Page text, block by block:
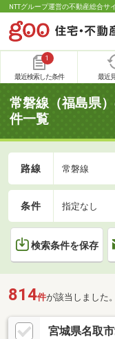
NTTグループ運営の不動産総合サ
1
最近検索した条件 最近
常磐線（福島県
件一覧
路線 常磐線
条件 指定なし
検索条件を保存
814件が該当しました。
宮城県名取